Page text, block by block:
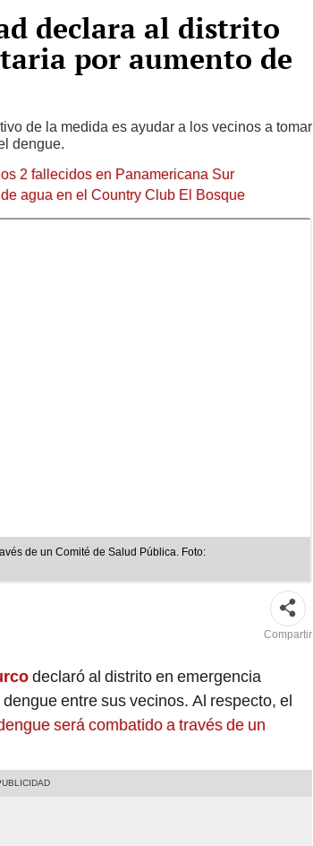
declara al distrito
por aumento de
de la medida es ayudar a los vecinos a tomar
dengue.
2 fallecidos en Panamericana Sur
agua en el Country Club El Bosque
de un Comité de Salud Pública. Foto:
Compartir
declaró al distrito en emergencia
entre sus vecinos. Al respecto, el
será combatido a través de un